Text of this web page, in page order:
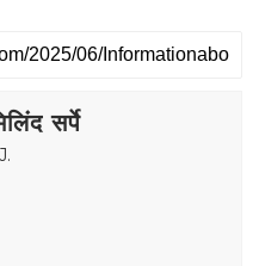
सर्पे